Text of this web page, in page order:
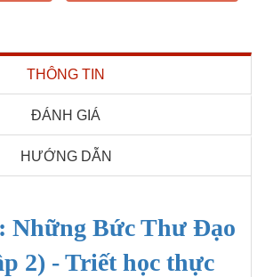
THÔNG TIN
ĐÁNH GIÁ
HƯỚNG DẪN
Những Bức Thư Đạo
2) - Triết học thực